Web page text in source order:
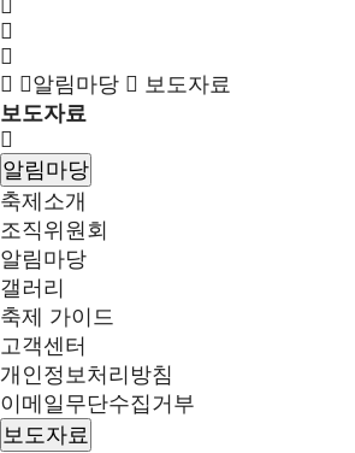
알림마당
보도자료
보도자료
알림마당
축제소개
조직위원회
알림마당
갤러리
축제 가이드
고객센터
개인정보처리방침
이메일무단수집거부
보도자료